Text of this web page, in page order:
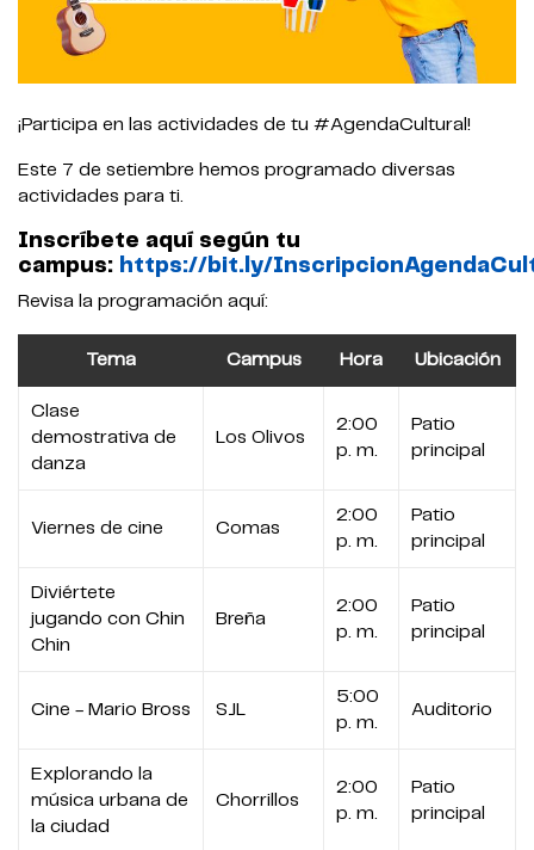
¡Participa en las actividades de tu #AgendaCultural!
Este 7 de setiembre hemos programado diversas
actividades para ti.
Inscríbete aquí según tu
campus: https://bit.ly/
Revisa la programación aquí:
Tema Campus Hora Ubicación
Clase
demostrativa de
danza
Los Olivos
2:00
p. m.
Patio
principal
Viernes de cine Comas
2:00
p. m.
Patio
principal
Diviértete
jugando con Chin
Chin
Breña
2:00
p. m.
Patio
principal
Cine - Mario Bross SJL
5:00
p. m.
Auditorio
Explorando la
música urbana de
la ciudad
Chorrillos
2:00
p. m.
Patio
principal